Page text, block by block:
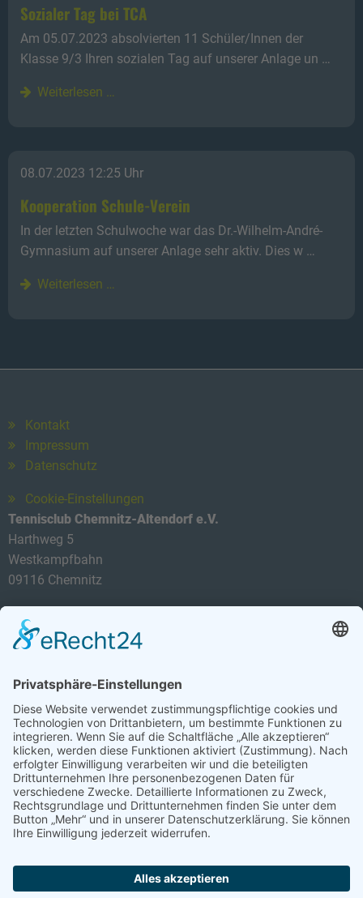
Sozialer Tag bei TCA
Am 05.07.2023 absolvierten 11 Schüler/Innen der
Klasse 9/3 Ihren sozialen Tag auf unserer Anlage un …
Weiterlesen …
08.07.2023 12:25 Uhr
Kooperation Schule-Verein
In der letzten Schulwoche war das Dr.-Wilhelm-André-
Gymnasium auf unserer Anlage sehr aktiv. Dies w …
Weiterlesen …
Kontakt
Impressum
Datenschutz
Cookie-Einstellungen
Tennisclub Chemnitz-Altendorf e.V.
Harthweg 5
Westkampfbahn
09116 Chemnitz
E-Mail:info@tca-ev.de
Sicherheitsfrage*
Was ist die Summe aus 4 und 8?
Abonnieren Sie den kostenlosen TCA-Newsletter und
verpassen Sie keine Neuigkeit mehr.